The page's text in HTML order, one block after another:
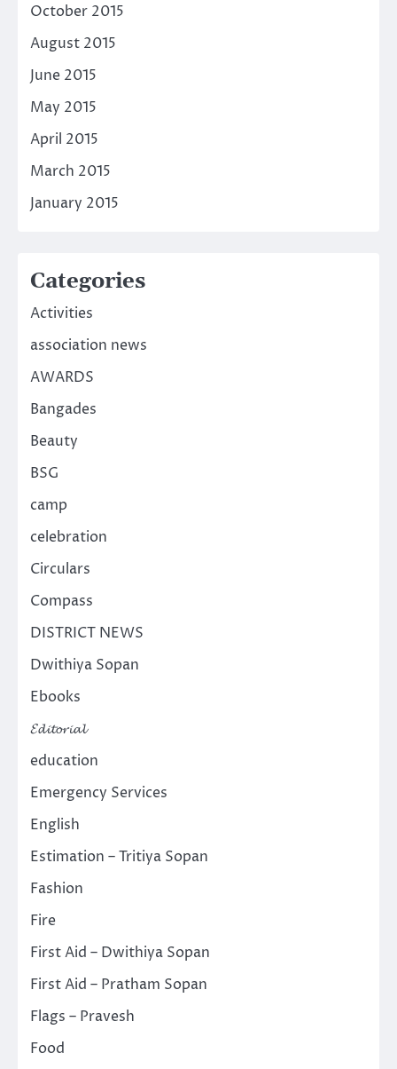
October 2015
August 2015
June 2015
May 2015
April 2015
March 2015
January 2015
Categories
Activities
association news
AWARDS
Bangades
Beauty
BSG
camp
celebration
Circulars
Compass
DISTRICT NEWS
Dwithiya Sopan
Ebooks
𝓔𝓭𝓲𝓽𝓸𝓻𝓲𝓪𝓵
education
Emergency Services
English
Estimation – Tritiya Sopan
Fashion
Fire
First Aid – Dwithiya Sopan
First Aid – Pratham Sopan
Flags – Pravesh
Food